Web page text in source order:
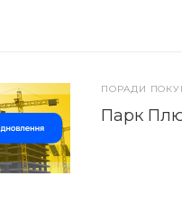
ПОРАДИ
Парк